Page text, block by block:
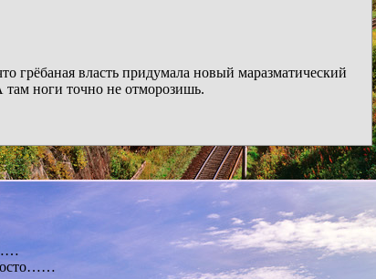
грёбаная власть придумала новый маразматический
там ноги точно не отморозишь.